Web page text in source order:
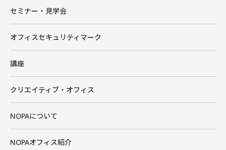
セミナー・見学会
オフィスセキュリティマーク
講座
クリエイティブ・オフィス
NOPAについて
NOPAオフィス紹介